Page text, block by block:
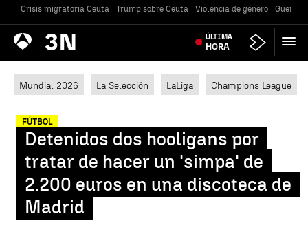
Crisis migratoria Ceuta Trump sobre Ceuta Violencia de género Guerra
Antena
3 Noticias ÚLTIMA
HORA
Mundial 2026 La Selección LaLiga Champions League
FÚTBOL
Detenidos dos hooligans por
tratar de hacer un 'simpa' de
2.200 euros en una discoteca de
Madrid